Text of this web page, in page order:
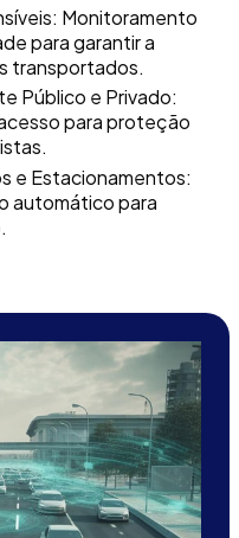
Monitoramento
para garantir a
transportados.
Público e Privado:
para proteção
e Estacionamentos:
automático para